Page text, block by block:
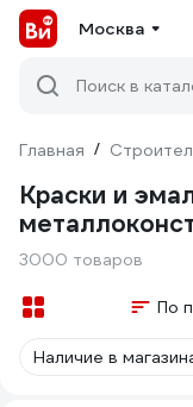
Москва
Поиск в
Главная /
Краски и
3000 товаров
По
Наличие в